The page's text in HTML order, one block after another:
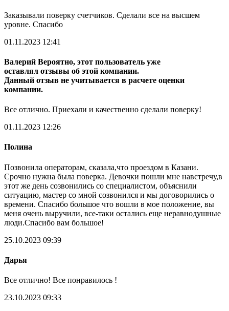
Заказывали поверку счетчиков. Сделали все на высшем
уровне. Спасибо
01.11.2023 12:41
Валерий Вероятно, этот пользователь уже
оставлял отзывы об этой компании.
Данный отзыв не учитывается в расчете оценки
компании.
Все отлично. Приехали и качественно сделали поверку!
01.11.2023 12:26
Полина
Позвонила операторам, сказала,что проездом в Казани.
Срочно нужна была поверка. Девочки пошли мне навстречу,в
этот же день созвонились со специалистом, объяснили
ситуацию, мастер со мной созвонился и мы договорились о
времени. Спасибо большое что вошли в мое положение, вы
меня очень выручили, все-таки остались еще неравнодушные
люди.Спасибо вам большое!
25.10.2023 09:39
Дарья
Все отлично! Все понравилось !
23.10.2023 09:33